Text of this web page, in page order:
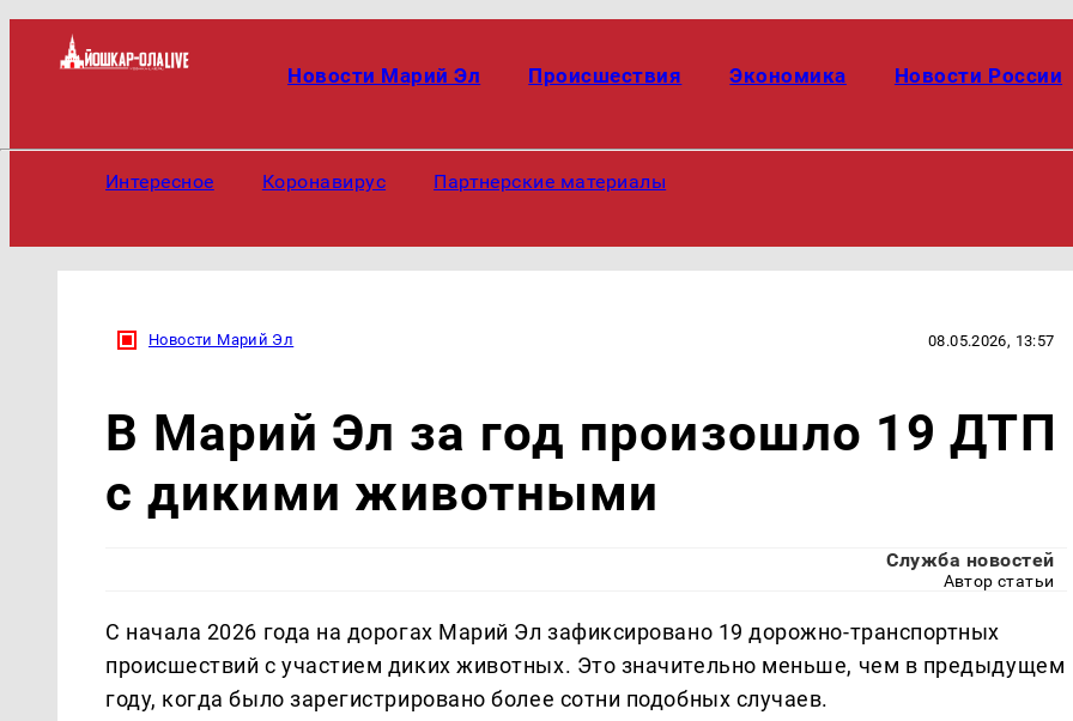
Новости Марий Эл Происшествия Экономика Новости России
Интересное Коронавирус Партнерские материалы
Новости Марий Эл 08.05.2026, 13:57
В Марий Эл за год произошло 19 ДТП
с дикими животными
Служба новостей
Автор статьи
С начала 2026 года на дорогах Марий Эл зафиксировано 19 дорожно-транспортных
происшествий с участием диких животных. Это значительно меньше, чем в предыдущем
году, когда было зарегистрировано более сотни подобных случаев.